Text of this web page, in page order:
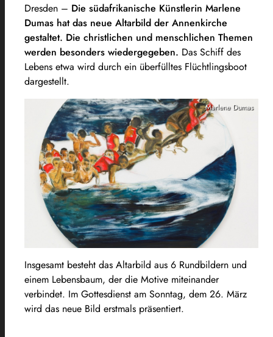
Dresden – Die südafrikanische Künstlerin Marlene
Dumas hat das neue Altarbild der Annenkirche
gestaltet. Die christlichen und menschlichen Themen
werden besonders wiedergegeben. Das Schiff des
Lebens etwa wird durch ein überfülltes Flüchtlingsboot
dargestellt.
Marlene Dumas
Insgesamt besteht das Altarbild aus 6 Rundbildern und
einem Lebensbaum, der die Motive miteinander
verbindet. Im Gottesdienst am Sonntag, dem 26. März
wird das neue Bild erstmals präsentiert.